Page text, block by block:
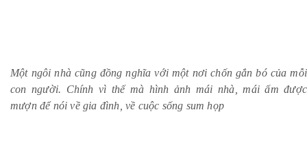
Một ngôi nhà cũng đồng nghĩa với một nơi chốn gắn bó của mỗi
con người. Chính vì thế mà hình ảnh mái nhà, mái ấm được
mượn để nói về gia đình, về cuộc sống sum họp